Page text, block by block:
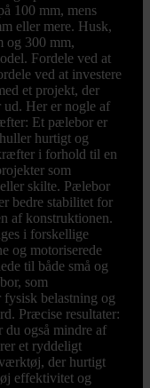
100 mm, mens
eller mere. Husk,
og 300 mm,
Fordele ved at
ved at investere
et projekt, der
Her er nogle af
Et pælebor er
hurtigt og
i forhold til en
som
skilte. Pælebor
bedre stabilitet for
af konstruktionen.
i forskellige
og motoriserede
til både små og
som
fysisk belastning og
Præcise resultater:
du også mindre af
et ryddeligt
der hurtigt
effektivitet og